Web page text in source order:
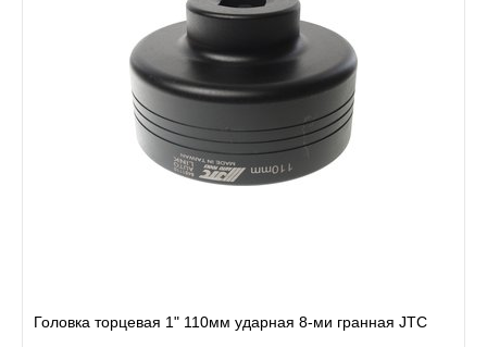
Головка торцевая 1" 110мм ударная 8-ми гранная JTC